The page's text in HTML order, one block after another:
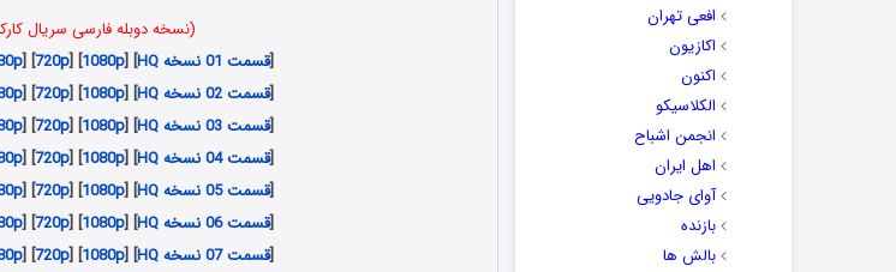
افعی تهران
اکازیون
اکنون
الکلاسیکو
انجمن اشباح
اهل ایران
آوای جادویی
بازنده
بالش ها
(نسخه دوبله فارسی سریال
[قسمت 01 نسخه HQ ] [
1080p
] [
720p
] [
[قسمت 02 نسخه HQ ] [
1080p
] [
720p
] [
[قسمت 03 نسخه HQ ] [
1080p
] [
720p
] [
[قسمت 04 نسخه HQ ] [
1080p
] [
720p
] [
[قسمت 05 نسخه HQ ] [
1080p
] [
720p
] [
[قسمت 06 نسخه HQ ] [
1080p
] [
720p
] [
[قسمت 07 نسخه HQ ] [
1080p
] [
720p
] [